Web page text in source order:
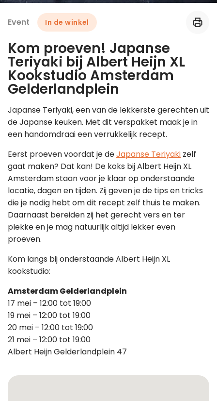
Leer koken als een chef
Kooktips & blogs
Event In de winkel
Kom proeven! Japanse
Teriyaki bij Albert Heijn XL
Kookstudio Amsterdam
Gelderlandplein
Japanse Teriyaki, een van de lekkerste gerechten uit
de Japanse keuken. Met dit verspakket maak je in
een handomdraai een verrukkelijk recept.
Eerst proeven voordat je deJapanse Teriyaki zelf
gaat maken? Dat kan! De koks bij Albert Heijn XL
Amsterdam staan voor je klaar op onderstaande
locatie, dagen en tijden. Zij geven je de tips en tricks
die je nodig hebt om dit recept zelf thuis te maken.
Daarnaast bereiden zij het gerecht vers en ter
plekke en je mag natuurlijk altijd lekker even
proeven.
Kom langs bij onderstaande Albert Heijn XL
kookstudio:
Amsterdam Gelderlandplein
17 mei – 12:00 tot 19:00
19 mei – 12:00 tot 19:00
20 mei – 12:00 tot 19:00
21 mei – 12:00 tot 19:00
Albert Heijn Gelderlandplein 47